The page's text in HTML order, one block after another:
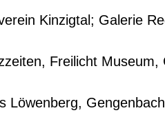
Kinzigtal; Galerie
Freilicht Museum,
Löwenberg,